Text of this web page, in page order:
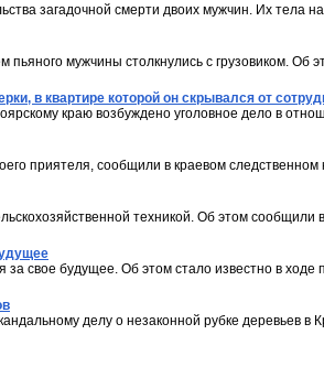
загадочной смерти двоих мужчин. Их тела
мужчины столкнулись с грузовиком. Об
в квартире которой он скрывался от
краю возбуждено уголовное дело в
приятеля, сообщили в краевом следственном
техникой. Об этом
свое будущее. Об этом стало известно в ходе
делу о незаконной рубке деревьев в